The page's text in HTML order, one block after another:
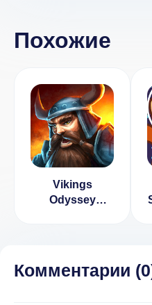
Похожие
Vikings
Odyssey
Комментарии (0